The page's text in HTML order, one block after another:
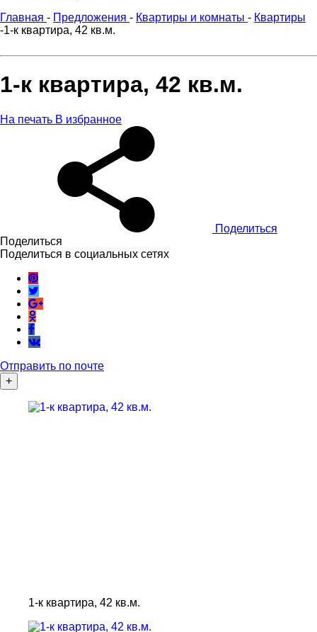
Главная - Предложения - Квартиры и комнаты - Квартиры
-1-к квартира, 42 кв.м.
1-к квартира, 42 кв.м.
На печать В избранное
Поделиться
Поделиться
Поделиться в социальных сетях
Отправить по почте
+
1-к квартира, 42 кв.м.